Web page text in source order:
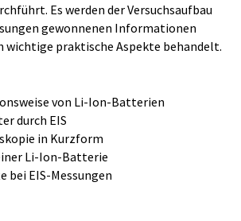
Es werden der Versuchsaufbau
gewonnenen Informationen
wichtige praktische Aspekte behandelt.
von Li-Ion-Batterien
durch EIS
in Kurzform
Li-Ion-Batterie
bei EIS-Messungen